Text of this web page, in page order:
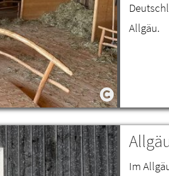
Allgäu.
Im